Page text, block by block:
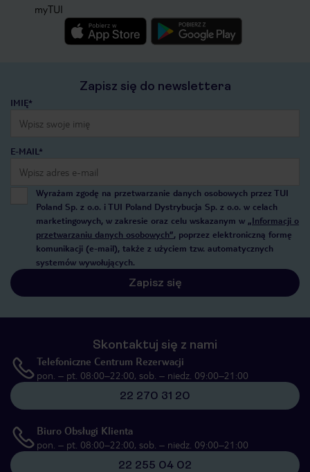
myTUI
Zapisz się do newslettera
IMIĘ*
E-MAIL*
Wyrażam zgodę na przetwarzanie danych osobowych przez TUI
Poland Sp. z o.o. i TUI Poland Dystrybucja Sp. z o.o. w celach
marketingowych, w zakresie oraz celu wskazanym w „Informacji o
przetwarzaniu danych osobowych”, poprzez elektroniczną formę
komunikacji (e-mail), także z użyciem tzw. automatycznych
systemów wywołujących.
Zapisz się
Skontaktuj się z nami
Telefoniczne Centrum Rezerwacji
pon. – pt. 08:00–22:00, sob. – niedz. 09:00–21:00
22 270 31 20
Biuro Obsługi Klienta
pon. – pt. 08:00–22:00, sob. – niedz. 09:00–21:00
22 255 04 02